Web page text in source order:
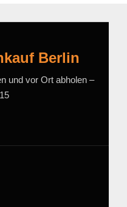
Berlin
und vor Ort abholen –